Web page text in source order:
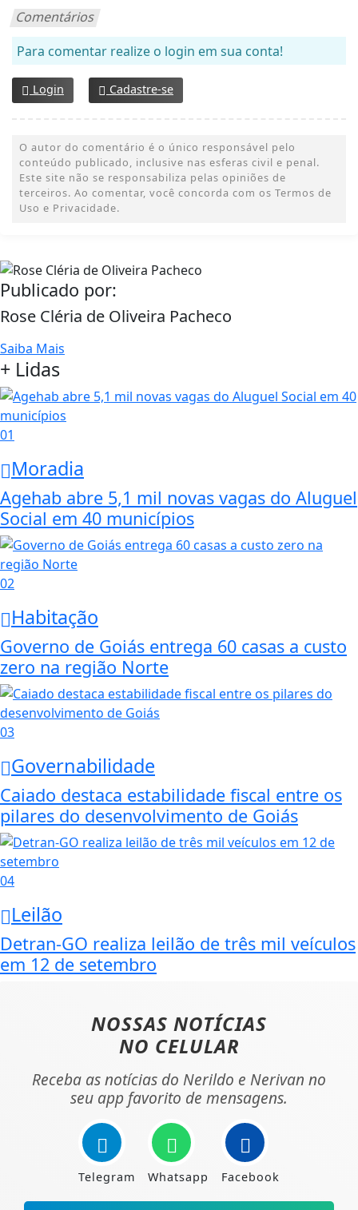
Comentários
Para comentar realize o login em sua conta!
Login Cadastre-se
O autor do comentário é o único responsável pelo
conteúdo publicado, inclusive nas esferas civil e penal.
Este site não se responsabiliza pelas opiniões de
terceiros. Ao comentar, você concorda com os Termos de
Uso e Privacidade.
Publicado por:
Rose Cléria de Oliveira Pacheco
Saiba Mais
+ Lidas
01
Moradia
Agehab abre 5,1 mil novas vagas do Aluguel
Social em 40 municípios
02
Habitação
Governo de Goiás entrega 60 casas a custo
zero na região Norte
03
Governabilidade
Caiado destaca estabilidade fiscal entre os
pilares do desenvolvimento de Goiás
04
Leilão
Detran-GO realiza leilão de três mil veículos
em 12 de setembro
NOSSAS NOTÍCIAS
NO CELULAR
Receba as notícias do Nerildo e Nerivan no
seu app favorito de mensagens.
Telegram Whatsapp Facebook